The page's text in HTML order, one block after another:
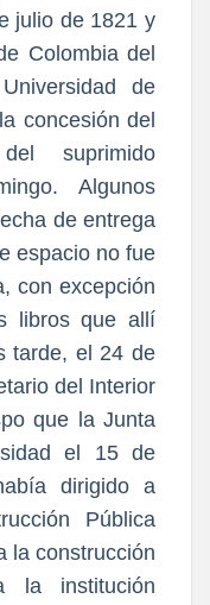
julio de 1821 y
Colombia del
de
concesión del
suprimido
Algunos
de entrega
espacio no fue
con excepción
libros que allí
tarde, el 24 de
del Interior
que la Junta
el 15 de
dirigido a
Pública
la construcción
la institución